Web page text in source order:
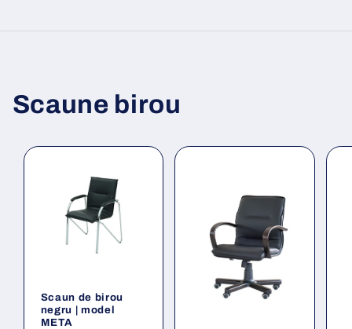
Scaune birou
Scaun de birou
negru | model
META